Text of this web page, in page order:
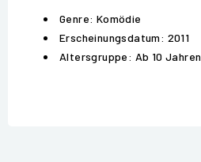
Genre: Komödie
Erscheinungsdatum: 2011
Altersgruppe: Ab 10 Jahren